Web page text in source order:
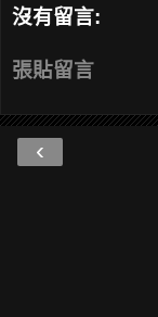
沒有留言:
張貼留言
‹